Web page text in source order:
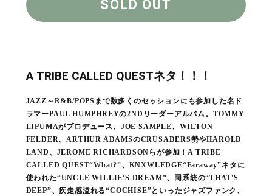
SOLD OUT
A TRIBE CALLED QUESTネタ！！！
JAZZ～R&B/POPSまで数多くのセッションにも参加した名ド
ラマーPAUL HUMPHREYの2NDリーダーアルバム。TOMMY
LIPUMAがプロデュース、JOE SAMPLE、WILTON
FELDER、ARTHUR ADAMSのCRUSADERS勢やHAROLD
LAND、JEROME RICHARDSONらが参加！A TRIBE
CALLED QUEST“What?”、KNXWLEDGE“Faraway”ネタに
使われた“UNCLE WILLIE'S DREAM”、同系統の“THAT'S
DEEP”、疾走感溢れる“COCHISE”といったジャズファンク、